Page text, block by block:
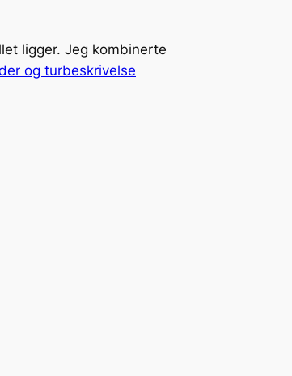
ligger. Jeg kombinerte
og turbeskrivelse